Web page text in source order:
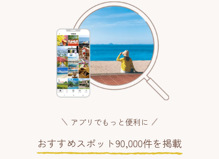
アプリでもっと便利に
おすすめスポット90,000件を掲載